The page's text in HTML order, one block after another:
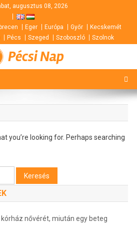
augusztus 08, 2026
Eger Európa Győr
Kecskemét
Pécs Szeged Szoboszló Szolnok
Pécsi Nap
you’re looking for. Perhaps searching
nővérét, miután egy beteg